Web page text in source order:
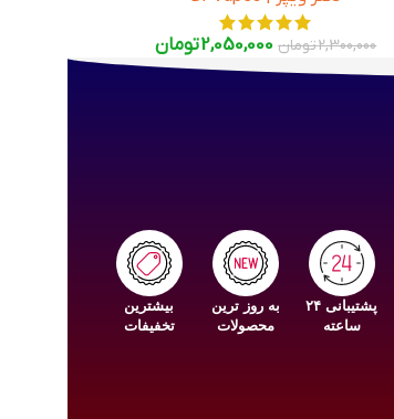
2,300,000تومان 2,050,000تومان
پشتیبانی ۲۴
ساعته
به روز ترین
محصولات
بیشترین
تخفیفات